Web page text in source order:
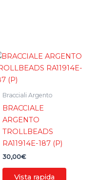
Bracciali Argento
BRACCIALE
ARGENTO
TROLLBEADS
RA11914E-187 (P)
30,00€
Vista rapida